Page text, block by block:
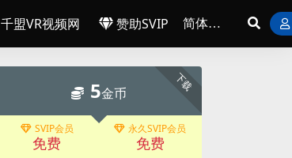
千盟VR视频网 赞助SVIP
下载
5金币
SVIP会员
免费
永久SVIP会员
免费